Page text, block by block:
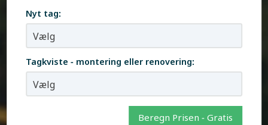
Nyt tag:
Tagkviste - montering eller renovering:
Beregn Prisen - Gratis